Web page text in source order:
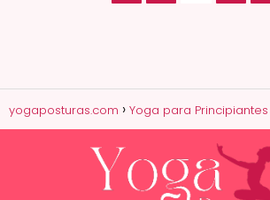
yogaposturas.com Yoga para Principiantes